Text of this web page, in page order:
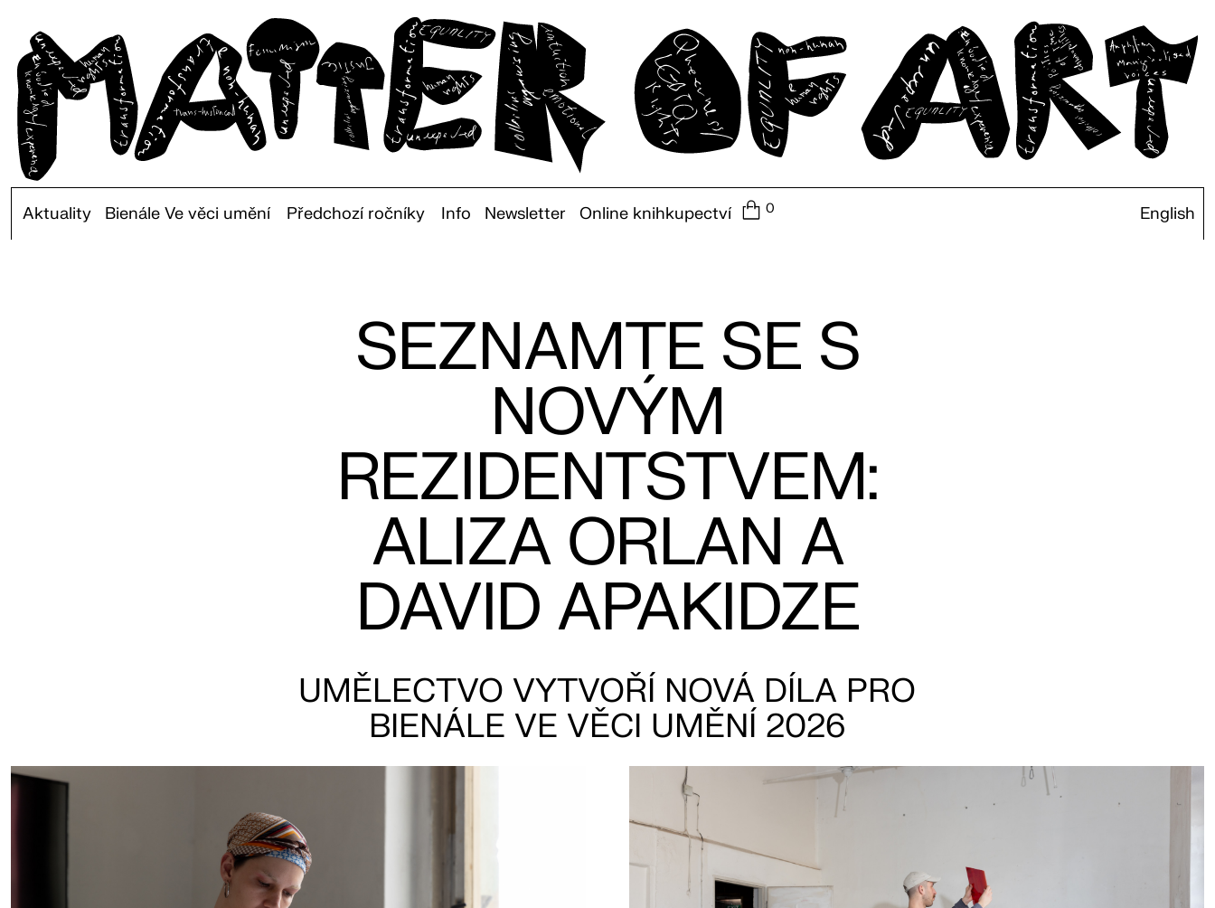
Aktuality Bienále Ve věci umění Předchozí ročníky Info Newsletter Online knihkupectví 0 English
SEZNAMTE SE S
NOVÝM
REZIDENTSTVEM:
ALIZA ORLAN A
DAVID APAKIDZE
UMĚLECTVO VYTVOŘÍ NOVÁ DÍLA PRO
BIENÁLE VE VĚCI UMĚNÍ 2026